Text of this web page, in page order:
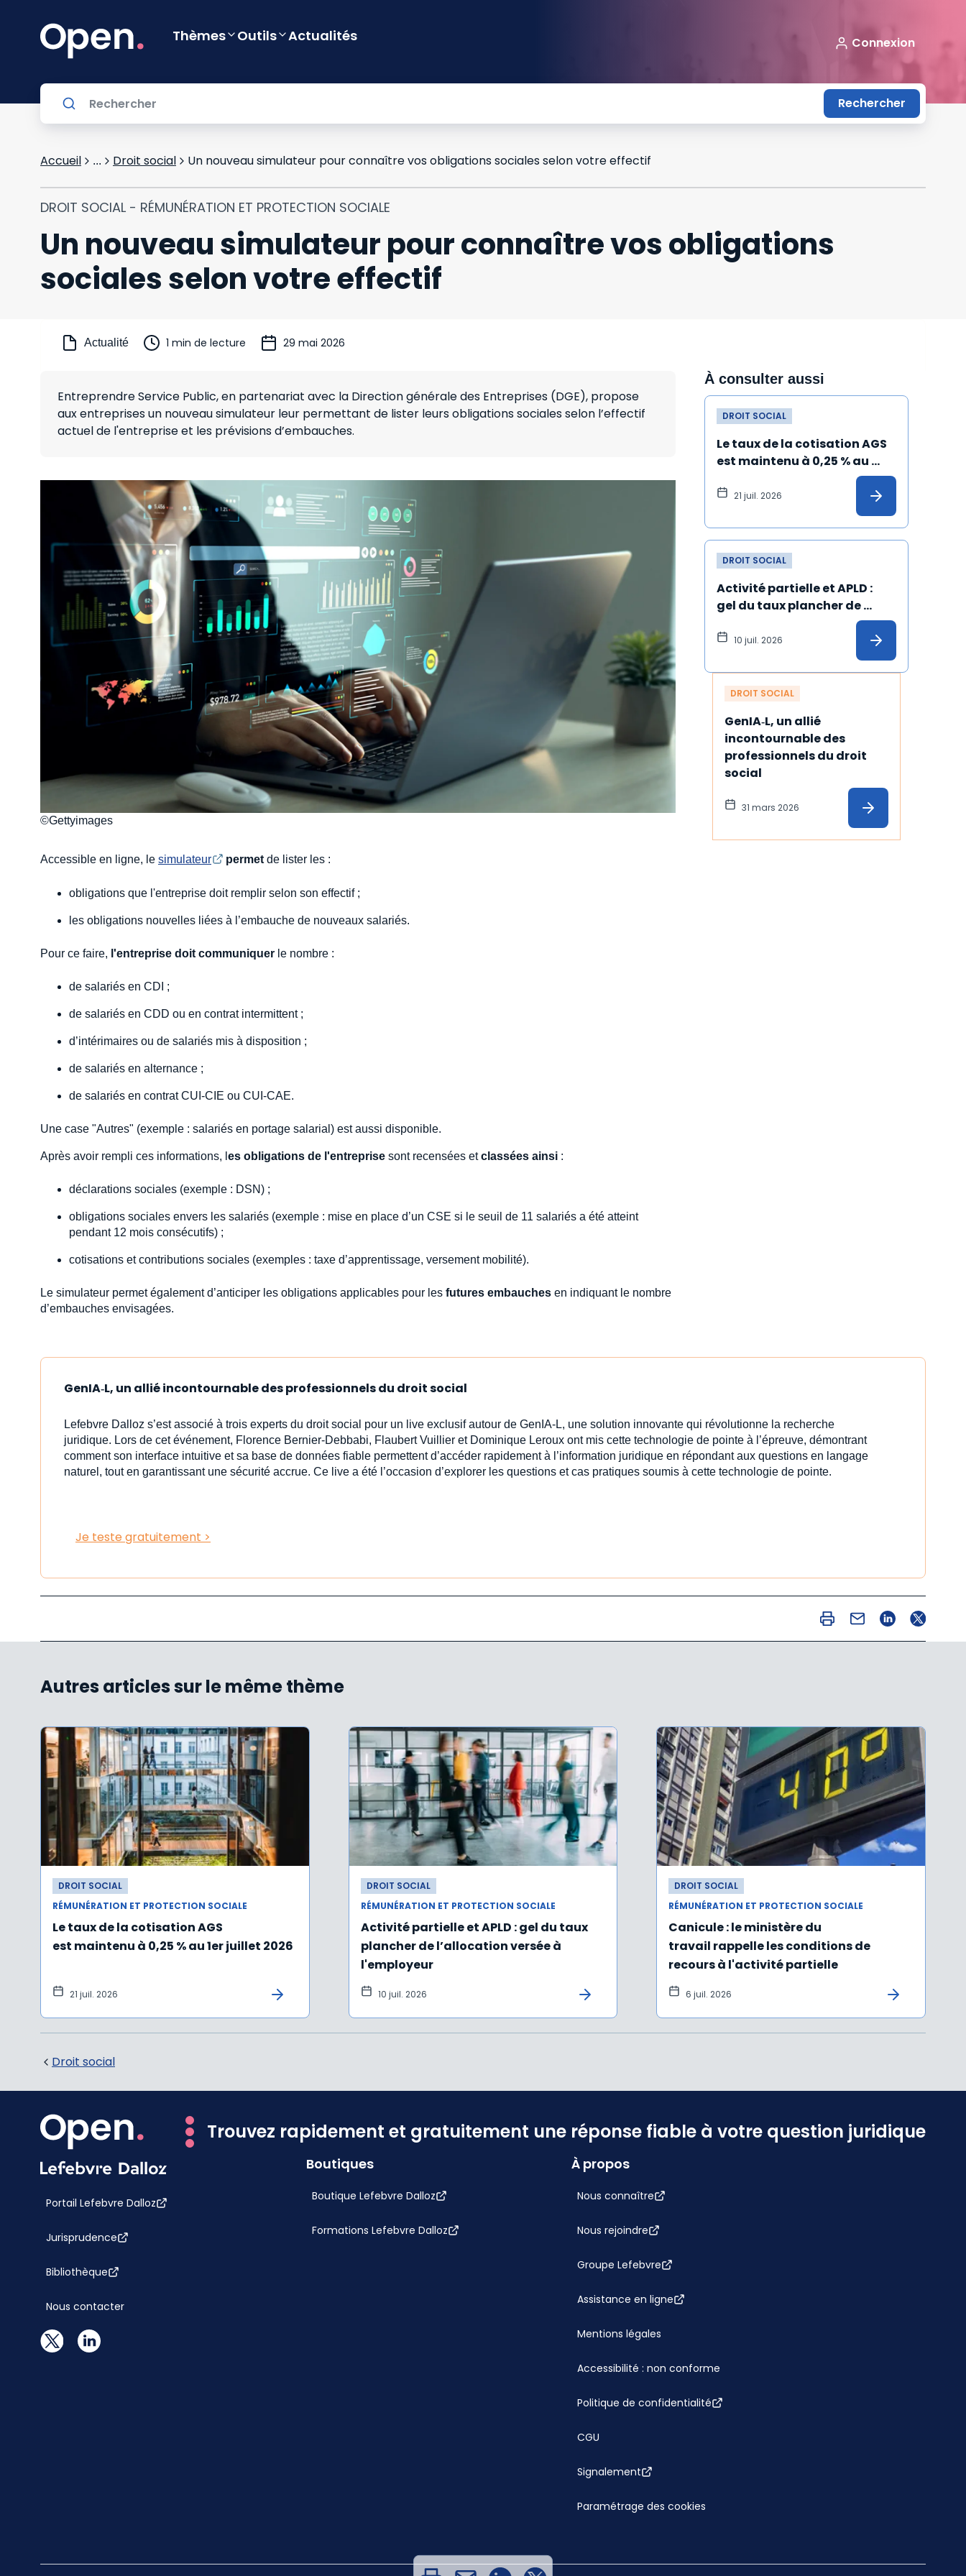
Thèmes Outils Actualités Connexion
Rechercher
Accueil ... Droit social Un nouveau simulateur pour connaître vos obligations sociales selon votre effectif
DROIT SOCIAL - RÉMUNÉRATION ET PROTECTION SOCIALE
Un nouveau simulateur pour connaître vos obligations
sociales selon votre effectif
Actualité 1 min de lecture 29 mai 2026
Entreprendre Service Public, en partenariat avec la Direction générale des Entreprises (DGE), propose
aux entreprises un nouveau simulateur leur permettant de lister leurs obligations sociales selon l’effectif
actuel de l'entreprise et les prévisions d’embauches.
©Gettyimages
Accessible en ligne, le simulateur permet de lister les :
obligations que l'entreprise doit remplir selon son effectif ;
les obligations nouvelles liées à l’embauche de nouveaux salariés.
Pour ce faire, l'entreprise doit communiquer le nombre :
de salariés en CDI ;
de salariés en CDD ou en contrat intermittent ;
d’intérimaires ou de salariés mis à disposition ;
de salariés en alternance ;
de salariés en contrat CUI-CIE ou CUI-CAE.
Une case "Autres" (exemple : salariés en portage salarial) est aussi disponible.
Après avoir rempli ces informations, l es obligations de l'entreprise sont recensées etclassées ainsi :
déclarations sociales (exemple : DSN) ;
obligations sociales envers les salariés (exemple : mise en place d’un CSE si le seuil de 11 salariés a été atteint
pendant 12 mois consécutifs) ;
cotisations et contributions sociales (exemples : taxe d’apprentissage, versement mobilité).
Le simulateur permet également d’anticiper les obligations applicables pour les futures embauches en indiquant le nombre
d’embauches envisagées.
À consulter aussi
DROIT SOCIAL
Le taux de la cotisation AGS
est maintenu à 0,25 % au
21 juil. 2026
DROIT SOCIAL
Activité partielle et APLD :
gel du taux plancher de
l'employeur
10 juil. 2026
DROIT SOCIAL
GenIA‑L, un allié
incontournable des
professionnels du droit
social
31 mars 2026
GenIA‑L, un allié incontournable des professionnels du droit social
Lefebvre Dalloz s’est associé à trois experts du droit social pour un live exclusif autour de GenIA‑L, une solution innovante qui révolutionne la recherche
juridique. Lors de cet événement, Florence Bernier-Debbabi, Flaubert Vuillier et Dominique Leroux ont mis cette technologie de pointe à l’épreuve, démontrant
comment son interface intuitive et sa base de données fiable permettent d’accéder rapidement à l’information juridique en répondant aux questions en langage
naturel, tout en garantissant une sécurité accrue. Ce live a été l’occasion d’explorer les questions et cas pratiques soumis à cette technologie de pointe.
Je teste gratuitement >
Autres articles sur le même thème
DROIT SOCIAL
RÉMUNÉRATION ET PROTECTION SOCIALE
Le taux de la cotisation AGS
est maintenu à 0,25 % au 1er juillet 2026
21 juil. 2026
DROIT SOCIAL
RÉMUNÉRATION ET PROTECTION SOCIALE
Activité partielle et APLD : gel du taux
plancher de l’allocation versée à
l'employeur
10 juil. 2026
DROIT SOCIAL
RÉMUNÉRATION ET PROTECTION SOCIALE
Canicule : le ministère du
travail rappelle les conditions de
recours à l'activité partielle
6 juil. 2026
Droit social
Trouvez rapidement et gratuitement une réponse fiable à votre question juridique
Portail Lefebvre Dalloz
Jurisprudence
Bibliothèque
Nous contacter
Boutiques
Boutique Lefebvre Dalloz
Formations Lefebvre Dalloz
À propos
Nous connaître
Nous rejoindre
Groupe Lefebvre
Assistance en ligne
Mentions légales
Accessibilité : non conforme
Politique de confidentialité
CGU
Signalement
Paramétrage des cookies